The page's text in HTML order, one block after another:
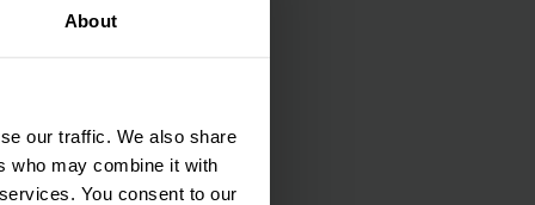
About
our traffic. We also share
who may combine it with
You consent to our